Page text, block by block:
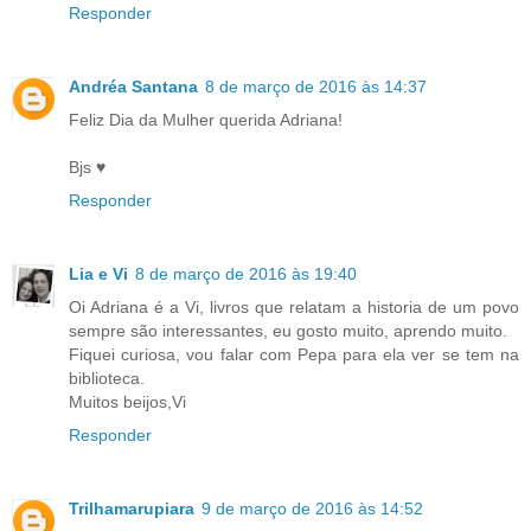
Responder
Andréa Santana 8 de março de 2016 às 14:37
Feliz Dia da Mulher querida Adriana!
Bjs ♥
Responder
Lia e Vi 8 de março de 2016 às 19:40
Oi Adriana é a Vi, livros que relatam a historia de um povo
sempre são interessantes, eu gosto muito, aprendo muito.
Fiquei curiosa, vou falar com Pepa para ela ver se tem na
biblioteca.
Muitos beijos,Vi
Responder
Trilhamarupiara 9 de março de 2016 às 14:52